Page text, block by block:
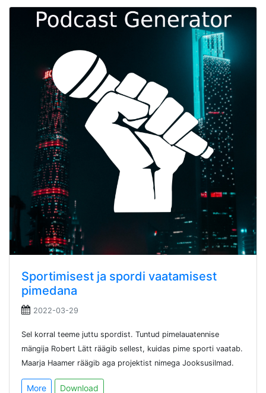
Sportimisest ja spordi vaatamisest
pimedana
2022-03-29
Sel korral teeme juttu spordist. Tuntud pimelauatennise
mängija Robert Lätt räägib sellest, kuidas pime sporti vaatab.
Maarja Haamer räägib aga projektist nimega Jooksusilmad.
More Download